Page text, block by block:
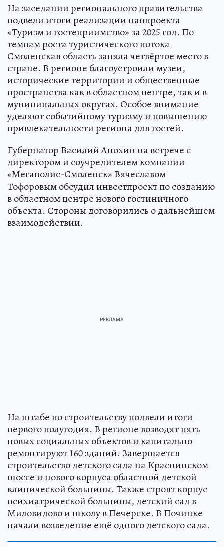
На заседании регионального правительства
подвели итоги реализации нацпроекта
«Туризм и гостеприимство» за 2025 год. По
темпам роста туристического потока
Смоленская область заняла четвёртое место в
стране. В регионе благоустроили музеи,
исторические территории и общественные
пространства как в областном центре, так и в
муниципальных округах. Особое внимание
уделяют событийному туризму и повышению
привлекательности региона для гостей.
Губернатор Василий Анохин на встрече с
директором и соучредителем компании
«Мегаполис-Смоленск» Вячеславом
Тофоровым обсудил инвестпроект по созданию
в областном центре нового гостиничного
объекта. Стороны договорились о дальнейшем
взаимодействии.
На штабе по строительству подвели итоги
первого полугодия. В регионе возводят пять
новых социальных объектов и капитально
ремонтируют 160 зданий. Завершается
строительство детского сада на Краснинском
шоссе и нового корпуса областной детской
клинической больницы. Также строят корпус
психиатрической больницы, детский сад в
Миловидово и школу в Печерске. В Починке
начали возведение ещё одного детского сада.